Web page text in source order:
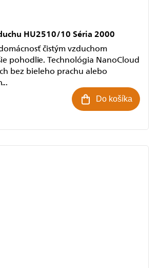
HU2510/10 Séria 2000
Do košíka
čistým vzduchom
pohodlie. Technológia NanoCloud
bez bieleho prachu alebo